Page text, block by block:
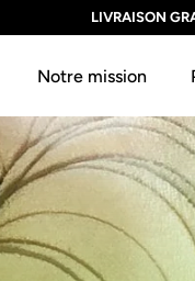
LIVRAISON
Notre mission